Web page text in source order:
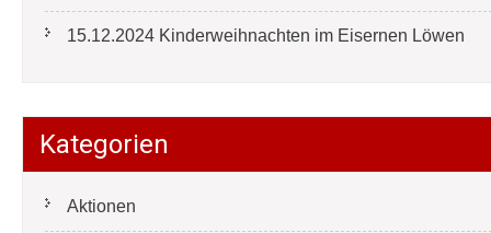
15.12.2024 Kinderweihnachten im Eisernen Löwen
Kategorien
Aktionen